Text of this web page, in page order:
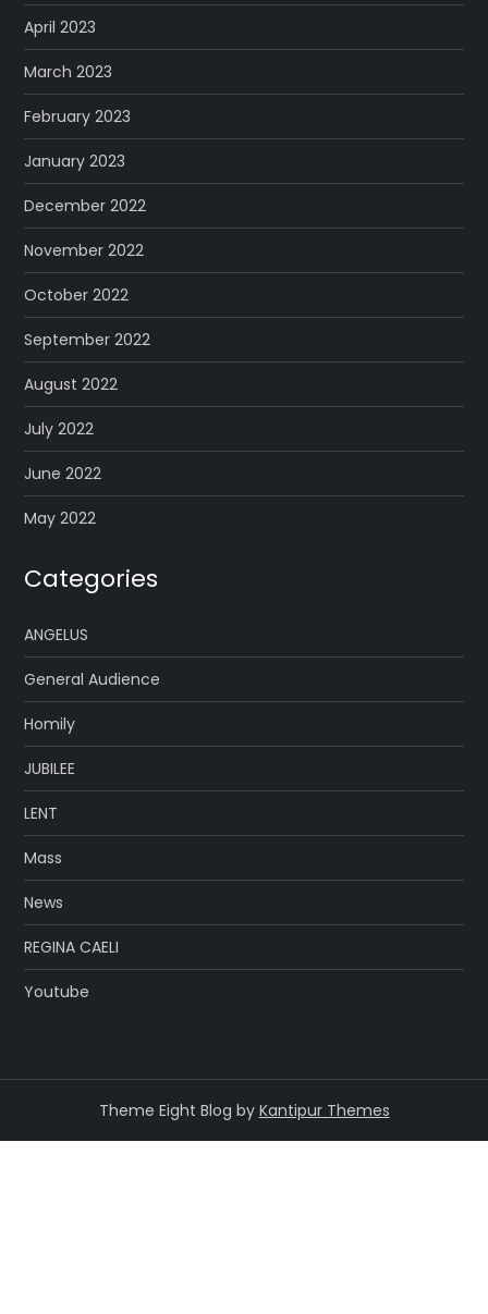
April 2023
March 2023
February 2023
January 2023
December 2022
November 2022
October 2022
September 2022
August 2022
July 2022
June 2022
May 2022
Categories
ANGELUS
General Audience
Homily
JUBILEE
LENT
Mass
News
REGINA CAELI
Youtube
Theme Eight Blog by Kantipur Themes